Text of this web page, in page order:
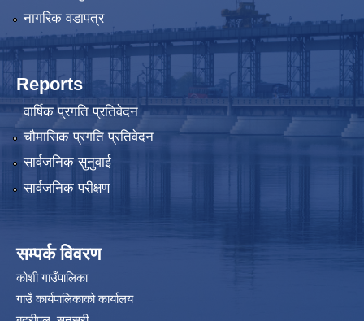
नागरिक वडापत्र
Reports
वार्षिक प्रगति प्रतिवेदन
चौमासिक प्रगति प्रतिवेदन
सार्वजनिक सुनुवाई
सार्वजनिक परीक्षण
सम्पर्क विवरण
कोशी गाउँपालिका
गाउँ कार्यपालिकाको कार्यालय